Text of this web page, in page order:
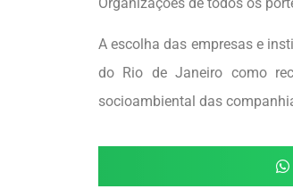
A escolha das empresas e
do Rio de Janeiro como
socioambiental das